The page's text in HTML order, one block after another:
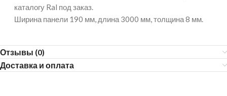
каталогу Ral под заказ.
Ширина панели 190 мм, длина 3000 мм, толщина 8 мм.
Отзывы (0)
Доставка и оплата